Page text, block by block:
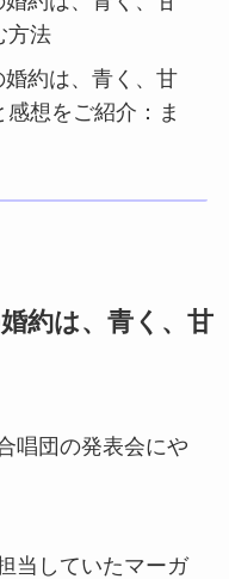
方法
婚約は、青く、甘
想をご紹介：ま
約は、青く、甘
唱団の発表会にや
当していたマーガ